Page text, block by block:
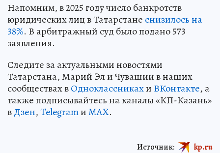
Напомним, в 2025 году число банкротств
юридических лиц в Татарстане снизилось на
38%. В арбитражный суд было подано 573
заявления.
Следите за актуальными новостями
Татарстана, Марий Эл и Чувашии в наших
сообществах вОдноклассникахи ВКонтакте, а
также подписывайтесь на каналы «КП-Казань»
вДзен,TelegramиMAX.
Источник: kp.ru